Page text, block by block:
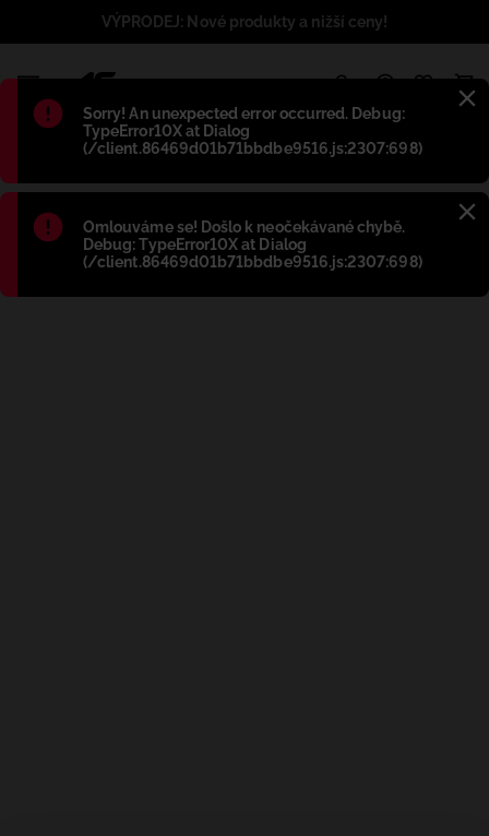
Błąd:
Sorry! An unexpected error occurred. Debug:
TypeError10X at Dialog
(/client.86469d01b71bbdbe9516.js:2307:698)
Błąd:
Omlouváme se! Došlo k neočekávané chybě.
Debug: TypeError10X at Dialog
(/client.86469d01b71bbdbe9516.js:2307:698)
VÝPRODEJ: Nové produkty a nižší ceny!